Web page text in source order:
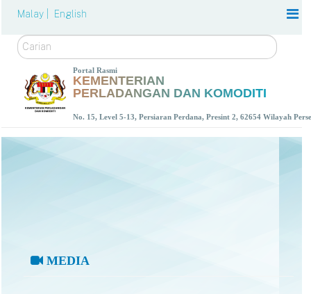
Malay | English
Carian
Portal Rasmi
KEMENTERIAN
PERLADANGAN DAN KOMODITI
No. 15, Level 5-13, Persiaran Perdana, Presint 2, 62654 Wilayah
MEDIA